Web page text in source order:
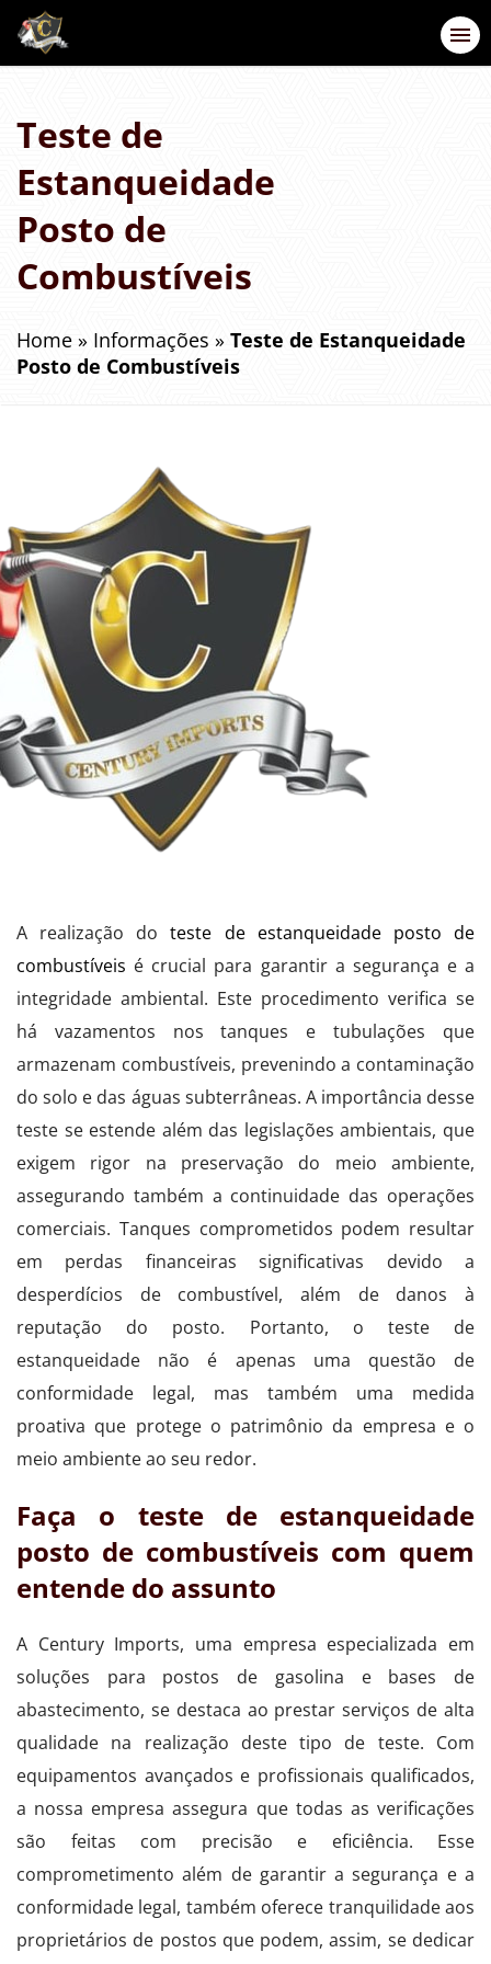
Teste de
Estanqueidade
Posto de
Combustíveis
Home » Informações » Teste de Estanqueidade
Posto de Combustíveis
A realização doteste de estanqueidade posto de
combustíveis é crucial para garantir a segurança e a
integridade ambiental. Este procedimento verifica se
há vazamentos nos tanques e tubulações que
armazenam combustíveis, prevenindo a contaminação
do solo e das águas subterrâneas. A importância desse
teste se estende além das legislações ambientais, que
exigem rigor na preservação do meio ambiente,
assegurando também a continuidade das operações
comerciais. Tanques comprometidos podem resultar
em perdas financeiras significativas devido a
desperdícios de combustível, além de danos à
reputação do posto. Portanto, o teste de
estanqueidade não é apenas uma questão de
conformidade legal, mas também uma medida
proativa que protege o patrimônio da empresa e o
meio ambiente ao seu redor.
Faça o teste de estanqueidade
posto de combustíveis com quem
entende do assunto
A Century Imports, uma empresa especializada em
soluções para postos de gasolina e bases de
abastecimento, se destaca ao prestar serviços de alta
qualidade na realização deste tipo de teste. Com
equipamentos avançados e profissionais qualificados,
a nossa empresa assegura que todas as verificações
são feitas com precisão e eficiência. Esse
comprometimento além de garantir a segurança e a
conformidade legal, também oferece tranquilidade aos
proprietários de postos que podem, assim, se dedicar